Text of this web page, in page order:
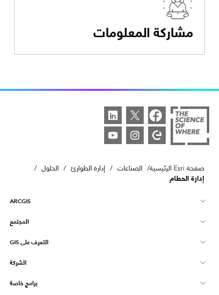
مشاركة المعلومات
صفحة Esri الرئيسية / الصناعات / إدارة الطوارئ / الحلول /
إدارة الحطام
ARCGIS
نظرة عامة على ArcGIS المجتمع
مجتمع Esri التعرف على GIS
ما هي GIS؟ الشركة
نبذة عن Esri برامج خاصة